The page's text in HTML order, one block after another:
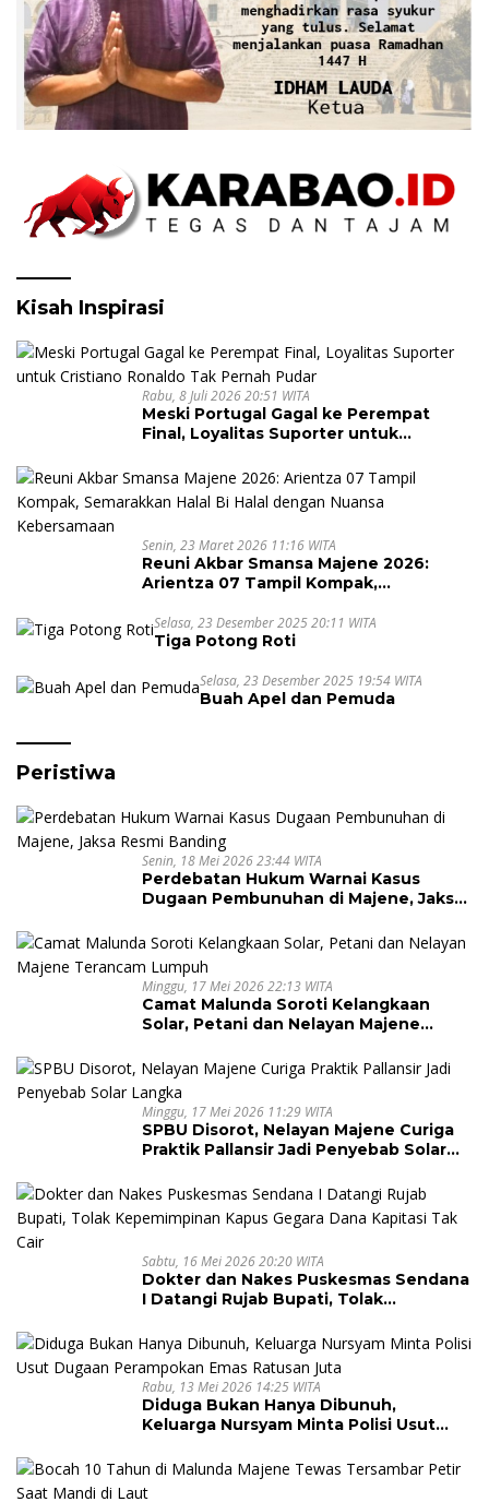
Kisah Inspirasi
Rabu, 8 Juli 2026 20:51 WITA
Meski Portugal Gagal ke Perempat
Final, Loyalitas Suporter untuk
Senin, 23 Maret 2026 11:16 WITA
Reuni Akbar Smansa Majene 2026:
Arientza 07 Tampil Kompak,
Nuansa Kebersamaan
Selasa, 23 Desember 2025 20:11 WITA
Tiga Potong Roti
Selasa, 23 Desember 2025 19:54 WITA
Buah Apel dan Pemuda
Peristiwa
Senin, 18 Mei 2026 23:44 WITA
Perdebatan Hukum Warnai Kasus
Dugaan Pembunuhan di Majene, Jaksa
Minggu, 17 Mei 2026 22:13 WITA
Camat Malunda Soroti Kelangkaan
Solar, Petani dan Nelayan Majene
Minggu, 17 Mei 2026 11:29 WITA
SPBU Disorot, Nelayan Majene Curiga
Praktik Pallansir Jadi Penyebab Solar
Sabtu, 16 Mei 2026 20:20 WITA
Dokter dan Nakes Puskesmas Sendana
I Datangi Rujab Bupati, Tolak
Kapitasi Tak Cair
Rabu, 13 Mei 2026 14:25 WITA
Diduga Bukan Hanya Dibunuh,
Keluarga Nursyam Minta Polisi Usut
Juta